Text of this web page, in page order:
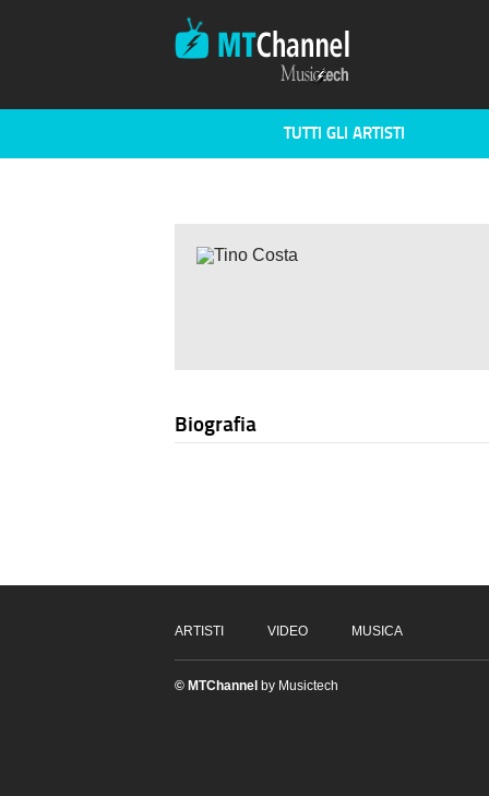
TUTTI GLI ARTISTI
Biografia
ARTISTI VIDEO MUSICA
© MTChannel by Musictech